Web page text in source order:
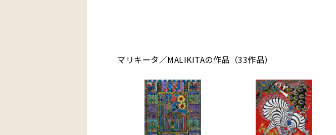
マリキータ／MALIKITAの作品（33作品）